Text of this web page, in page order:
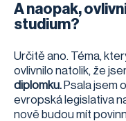
A naopak,
studium?
Určitě ano. Téma,
ovlivnilo natolik, že
diplomku. Psala jsem
evropská legislativa
nově budou mít